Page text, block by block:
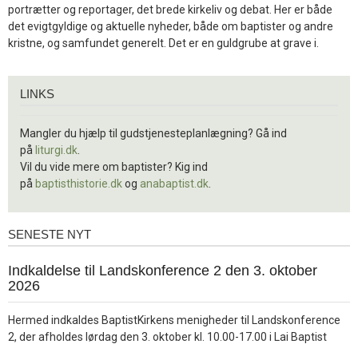
portrætter og reportager, det brede kirkeliv og debat. Her er både
det evigtgyldige og aktuelle nyheder, både om baptister og andre
kristne, og samfundet generelt. Det er en guldgrube at grave i.
LINKS
Mangler du hjælp til gudstjenesteplanlægning? Gå ind
på liturgi.dk
Vil du vide mere om baptister? Kig ind
på baptisthistorie.dkog anabaptist.dk
Seneste
SENESTE NYT
1.
jul.
Indkaldelse til Landskonference 2 den 3. oktober
2026
Hermed indkaldes BaptistKirkens menigheder til Landskonference
2, der afholdes lørdag den 3. oktober kl. 10.00-17.00 i Lai Baptist